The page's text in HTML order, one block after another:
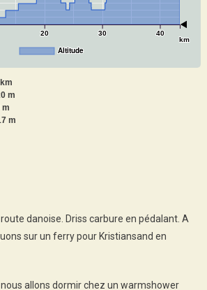
20 30 40
km
Altitude
m
m
m
danoise. Driss carbure en pédalant. A
sur un ferry pour Kristiansand en
allons dormir chez un warmshower